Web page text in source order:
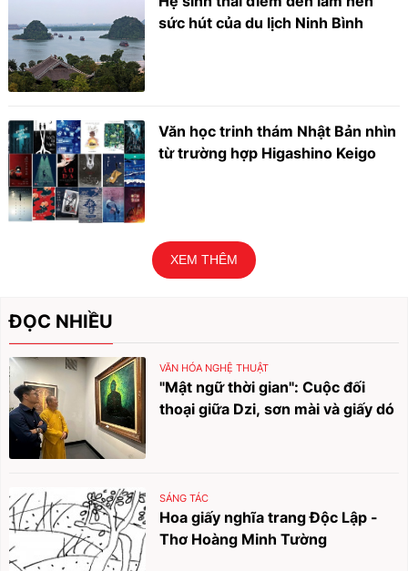
sức hút của du lịch Ninh Bình
Văn học trinh thám Nhật Bản nhìn
từ trường hợp Higashino Keigo
XEM THÊM
ĐỌC NHIỀU
VĂN HÓA NGHỆ THUẬT
"Mật ngữ thời gian": Cuộc đối
thoại giữa Dzi, sơn mài và giấy dó
SÁNG TÁC
Hoa giấy nghĩa trang Độc Lập -
Thơ Hoàng Minh Tường